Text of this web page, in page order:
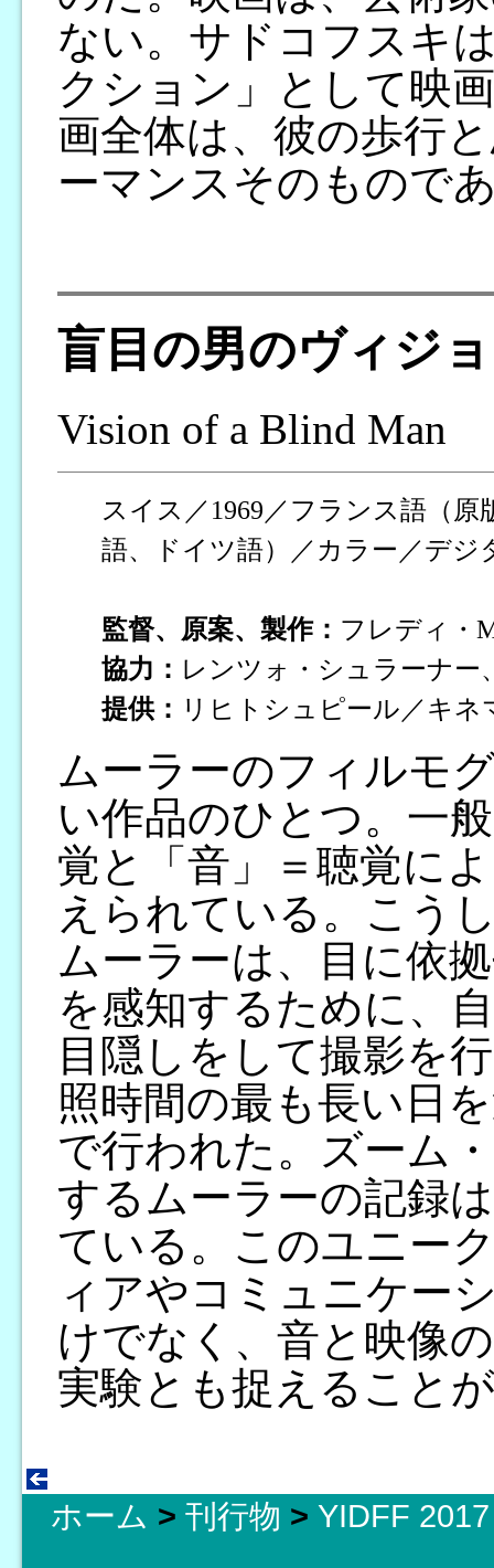
ない。サドコフスキ
クション」として映
画全体は、彼の歩行
ーマンスそのもので
盲目の男のヴィジ
Vision of a Blind Man
スイス／1969／フランス語（
語、ドイツ語）／カラー／デジ
監督、原案、製作： フレディ・
協力： レンツォ・シュラーナ
提供： リヒトシュピール／キネ
ムーラーのフィルモ
い作品のひとつ。一
覚と「音」＝聴覚に
えられている。こう
ムーラーは、目に依
を感知するために、
目隠しをして撮影を
照時間の最も長い日
で行われた。ズーム
するムーラーの記録
ている。このユニー
ィアやコミュニケー
けでなく、音と映像
実験とも捉えること
ホーム > 刊行物 > YIDFF